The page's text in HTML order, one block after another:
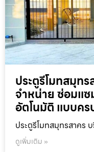
ประตูรีโมทสมุท
จำหน่าย ซ่อมแซ
อัตโนมัติ แบบคร
ประตูรีโมทสมุทรสาคร
ดูเพิ่มเติม »